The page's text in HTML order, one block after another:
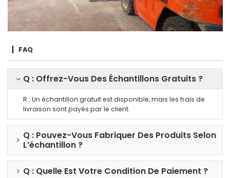
FAQ
Q : Offrez-Vous Des Échantillons Gratuits ?
R : Un échantillon gratuit est disponible, mais les frais de
livraison sont payés par le client.
Q : Pouvez-Vous Fabriquer Des Produits Selon
L’échantillon ?
Q : Quelle Est Votre Condition De Paiement ?